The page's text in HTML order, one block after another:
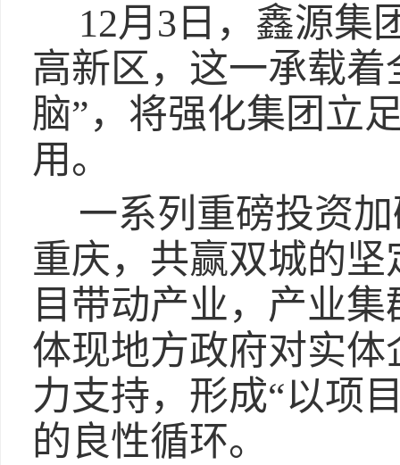
12月3日，鑫源集
高新区，这一承载
脑”，将强化集团立
用。
一系列重磅投资
重庆，共赢双城的
目带动产业，产业
体现地方政府对实
力支持，形成“以项
的良性循环。